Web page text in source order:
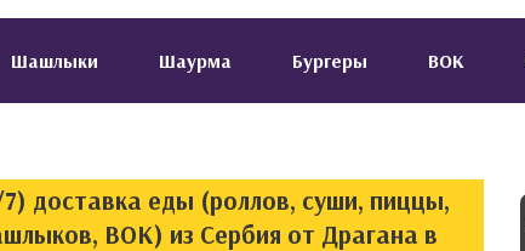
Шашлыки Шаурма Бургеры ВОК
доставка еды (роллов, суши, пиццы,
ВОК) из Сербия от Драгана в